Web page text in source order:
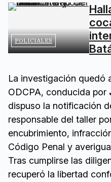
POLICIALES
La investigación quedó
ODCPA, conducida por
dispuso la notificación
responsable del taller
encubrimiento,
Código Penal y
Tras cumplirse las
recuperó la libertad